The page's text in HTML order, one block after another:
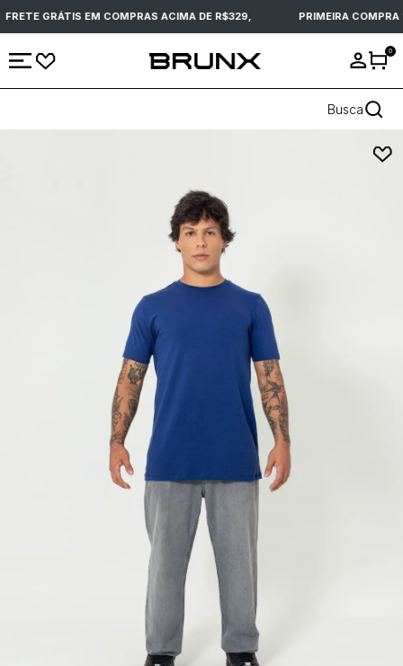
FRETE GRÁTIS EM COMPRAS ACIMA DE R$329, PRIMEIRA COMPRA
0
Busca